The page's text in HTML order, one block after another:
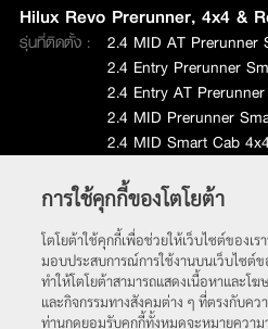
Hilux Revo Prerunner, 4x4 &
รุ่นที่ติดตั้ง :
2.4 MID AT Prerunner
2.4 Entry Prerunner
2.4 Entry AT
2.4 MID Prerunner
2.4 MID Smart Cab 4x4
หน้า
การใช้คุกกี้ของโตโยต้า
โตโยต้าใช้คุกกี้เพื่อช่วยให้เว็บไซต์ของเร
มอบประสบการณ์การใช้งานบนเว็บไซต์ข
ทำให้โตโยต้าสามารถแสดงเนื้อหาและโ
และกิจกรรมทางสังคมต่าง ๆ ที่ตรงกับค
ท่านกดยอมรับคุกกี้ทั้งหมดจะหมายความ